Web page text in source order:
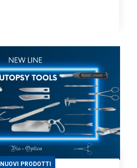
NUOVI PRODOTTI